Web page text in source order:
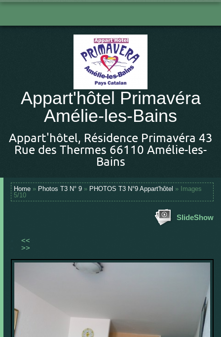
Appart'hôtel Primavéra
Amélie-les-Bains
Appart'hôtel, Résidence Primavéra 43
Rue des Thermes 66110 Amélie-les-
Bains
Home » Photos T3 N° 9 » PHOTOS T3 N°9 Appart'hôtel » Images
5/10
SlideShow
<<
>>